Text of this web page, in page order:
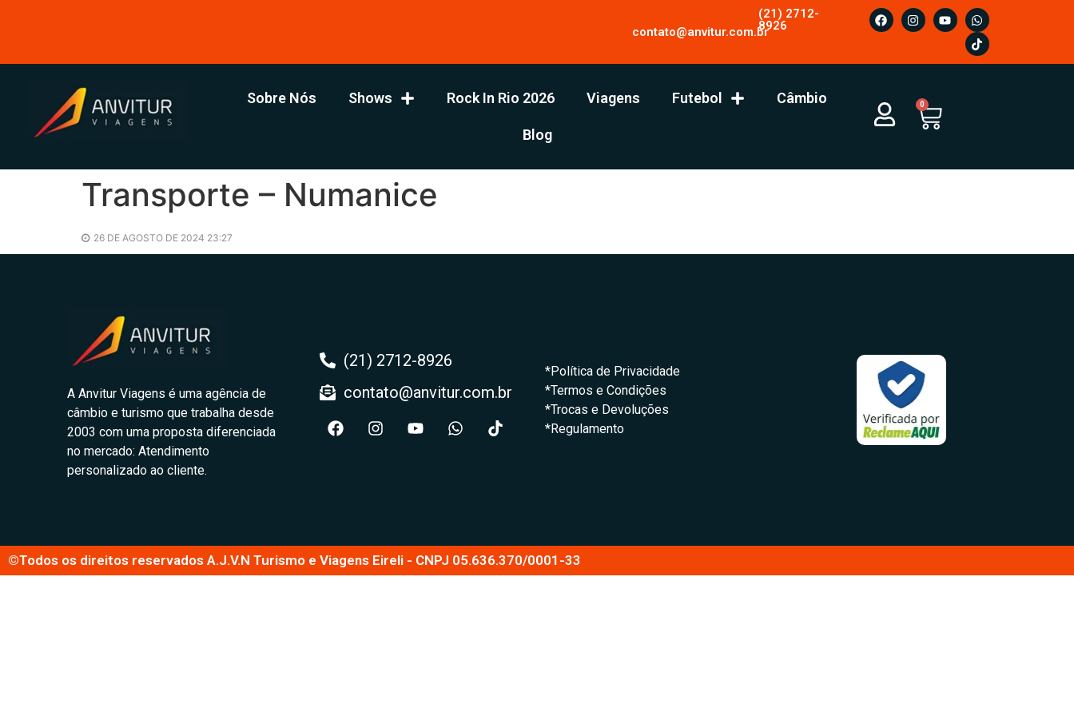
contato@anvitur.com.br
(21) 2712-
8926
Sobre Nós Shows Rock In Rio 2026 Viagens Futebol Câmbio
Blog
0
Transporte – Numanice
26 DE AGOSTO DE 2024 23:27
A Anvitur Viagens é uma agência de
câmbio e turismo que trabalha desde
2003 com uma proposta diferenciada
no mercado: Atendimento
personalizado ao cliente.
(21) 2712-8926
contato@anvitur.com.br
*Política de Privacidade
*Termos e Condições
*Trocas e Devoluções
*Regulamento
©Todos os direitos reservados A.J.V.N Turismo e Viagens Eireli - CNPJ 05.636.370/0001-33